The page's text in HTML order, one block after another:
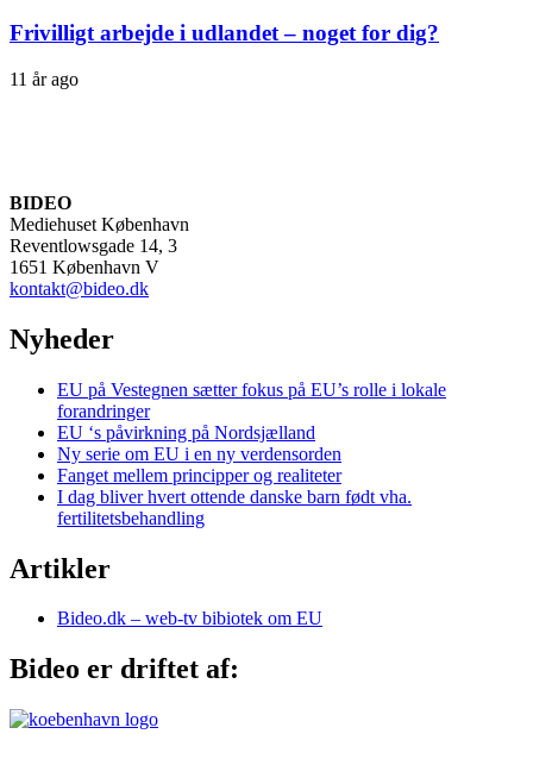
Frivilligt arbejde i udlandet – noget for dig?
11 år ago
BIDEO
Mediehuset København
Reventlowsgade 14, 3
1651 København V
kontakt@bideo.dk
Nyheder
EU på Vestegnen sætter fokus på EU’s rolle i lokale
forandringer
EU ‘s påvirkning på Nordsjælland
Ny serie om EU i en ny verdensorden
Fanget mellem principper og realiteter
I dag bliver hvert ottende danske barn født vha.
fertilitetsbehandling
Artikler
Bideo.dk – web-tv bibiotek om EU
Bideo er driftet af: